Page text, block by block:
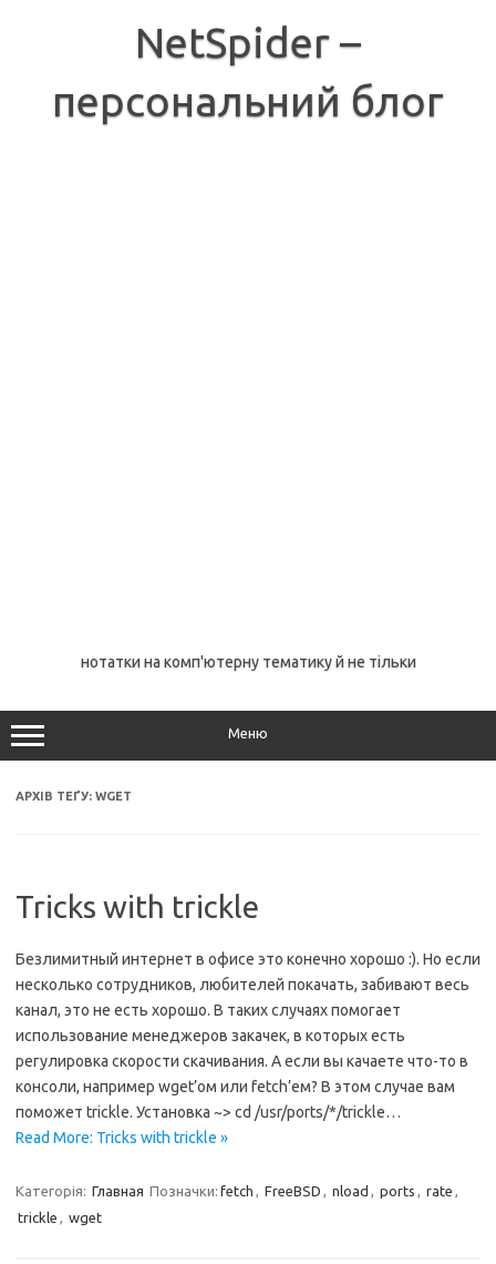
NetSpider –
персональний блог
нотатки на комп'ютерну тематику й не тільки
Меню
АРХІВ ТЕҐУ: WGET
Tricks with trickle
Безлимитный интернет в офисе это конечно хорошо :). Но если
несколько сотрудников, любителей покачать, забивают весь
канал, это не есть хорошо. В таких случаях помогает
использование менеджеров закачек, в которых есть
регулировка скорости скачивания. А если вы качаете что-то в
консоли, например wget’ом или fetch’ем? В этом случае вам
поможет trickle. Установка ~> cd /usr/ports/*/trickle…
Read More: Tricks with trickle »
Категорія: Главная Позначки: fetch , FreeBSD , nload , ports , rate ,
trickle , wget